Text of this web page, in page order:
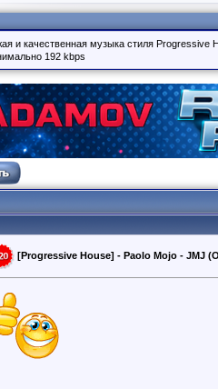
и качественная музыка стиля Progressive
192 kbps
[Progressive House] - Paolo Mojo - JMJ